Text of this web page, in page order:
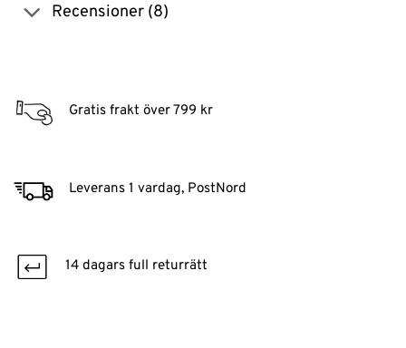
Recensioner (8)
Gratis frakt över 799 kr
Leverans 1 vardag, PostNord
14 dagars full returrätt